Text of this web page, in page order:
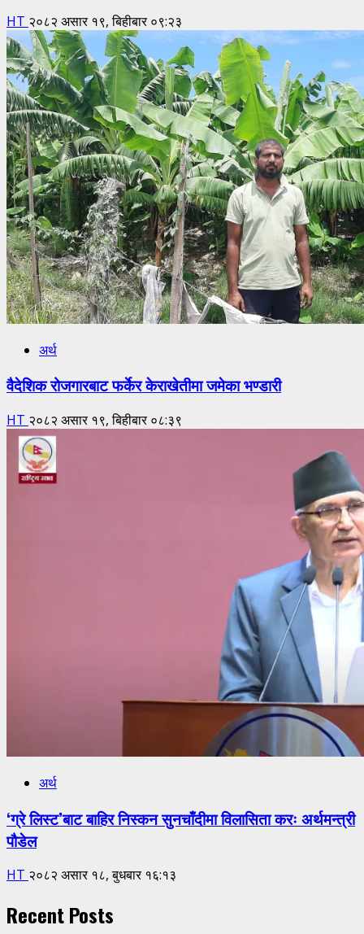
HT २०८२ असार १९, बिहीबार ०९:२३
अर्थ
वैदेशिक रोजगारबाट फर्केर केराखेतीमा जमेका भण्डारी
HT २०८२ असार १९, बिहीबार ०८:३९
अर्थ
‘ग्रे लिस्ट’बाट बाहिर निस्कन सुनचाँदीमा विलासिता करः अर्थमन्त्री
पौडेल
HT २०८२ असार १८, बुधबार १६:१३
Recent Posts